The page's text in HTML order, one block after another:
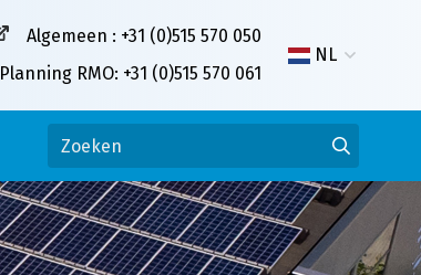
Algemeen : +31 (0)515 570 050
Planning RMO: +31 (0)515 570 061
NL